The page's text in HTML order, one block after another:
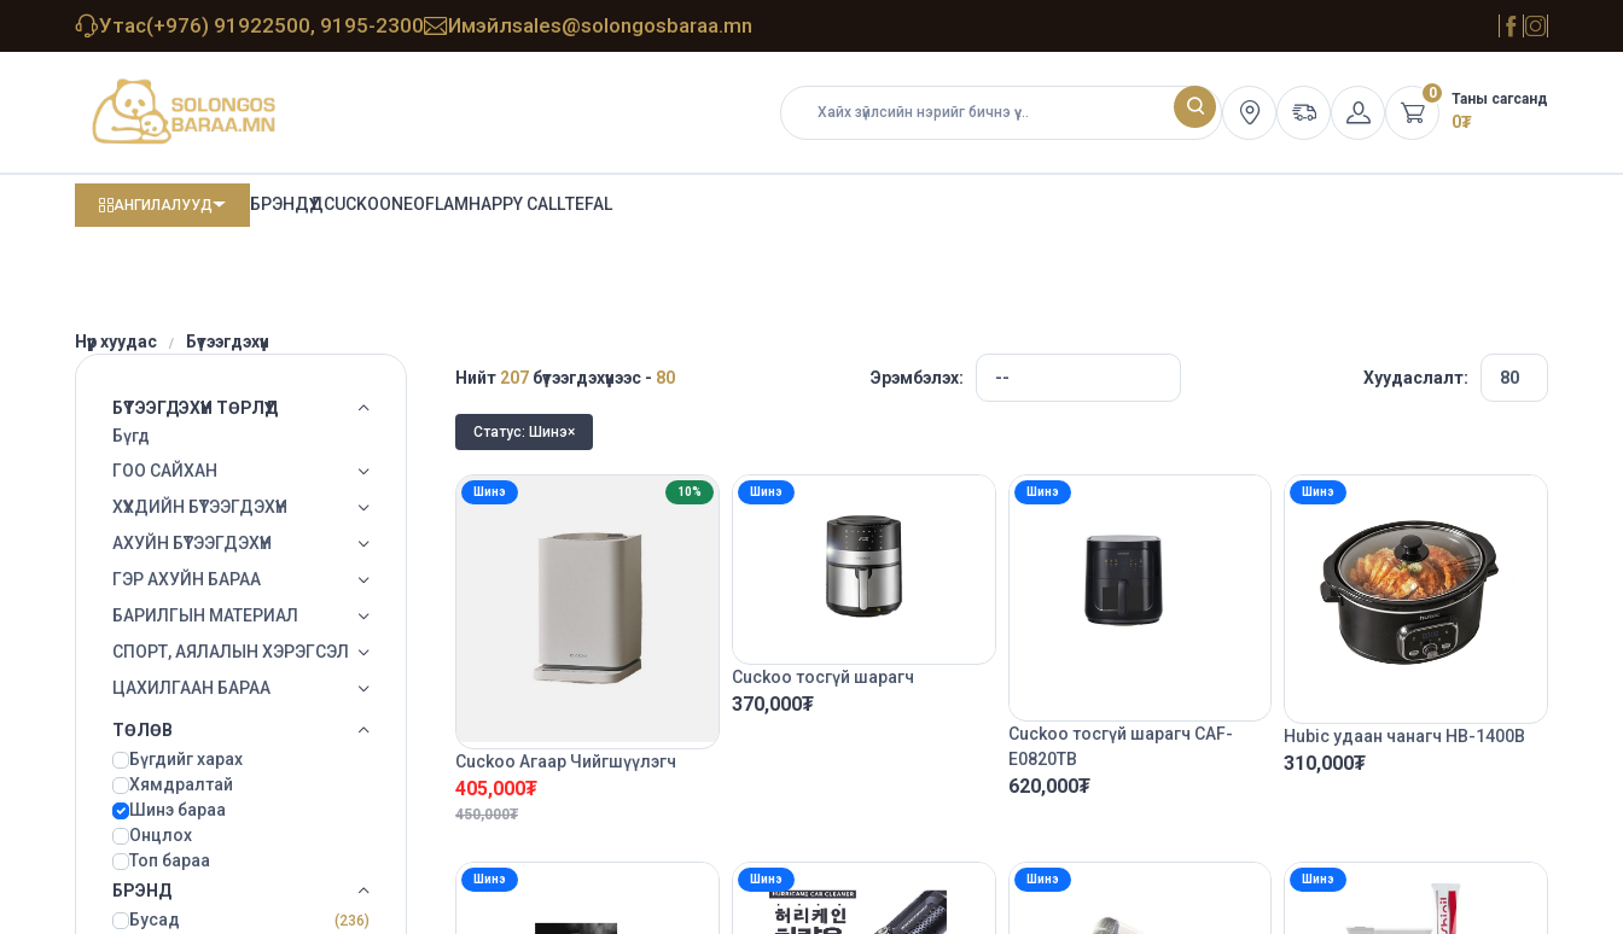
Утас(+976) 91922500, 9195-2300 Имэйлsales@solongosbaraa.mn
0 Таны сагсанд
0₮
АНГИЛАЛУУД БРЭНДҮҮДCUCKOONEOFLAM HAPPY CALLTEFAL
Нүүр хуудас Бүтээгдэхүүн
БҮТЭЭГДЭХҮҮН ТӨРЛҮҮД
Бүгд
ГОО САЙХАН
ХҮҮХДИЙН БҮТЭЭГДЭХҮҮН
АХУЙН БҮТЭЭГДЭХҮҮН
ГЭР АХУЙН БАРАА
БАРИЛГЫН МАТЕРИАЛ
СПОРТ, АЯЛАЛЫН ХЭРЭГСЭЛ
ЦАХИЛГААН БАРАА
ТӨЛӨВ
Бүгдийг харах
Хямдралтай
Шинэ бараа
Онцлох
Топ бараа
БРЭНД
Бусад
(236)
Нийт 207 бүтээгдэхүүнээс - 80 Эрэмбэлэх: Хуудаслалт:
Статус: Шинэ×
Шинэ 10%
Cuckoo Агаар Чийгшүүлэгч
405,000₮
450,000₮
Шинэ
Cuckoo тосгүй шарагч
370,000₮
Шинэ
Cuckoo тосгүй шарагч CAF-
E0820TB
620,000₮
Шинэ
Hubic удаан чанагч HB-1400B
310,000₮
Шинэ Шинэ Шинэ Шинэ